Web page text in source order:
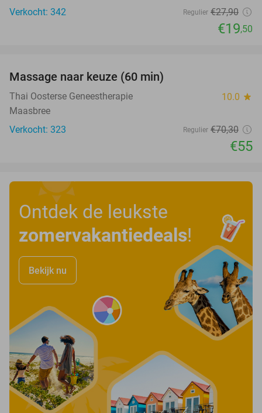
Verkocht: 342
Regulier €27,90
€19,50
Massage naar keuze (60 min)
Thai Oosterse Geneestherapie 10.0 star
Maasbree
Verkocht: 323
Regulier €70,30
€55
Ontdek de leukste
zomervakantiedeals!
Bekijk nu